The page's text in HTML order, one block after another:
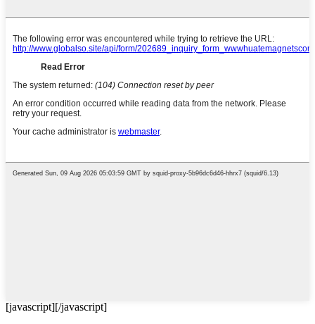
[javascript][/javascript]